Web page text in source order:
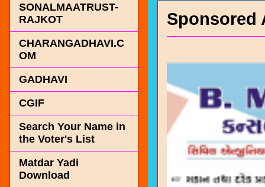
Sponsored
SONALMAATRUST-
RAJKOT
CHARANGADHAVI.C
OM
GADHAVI
CGIF
Search Your Name in
the Voter's List
Matdar Yadi
Download